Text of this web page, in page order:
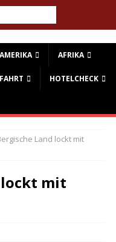
AMERIKA AFRIKA
HOTELCHECK
Land lockt mit
lockt mit